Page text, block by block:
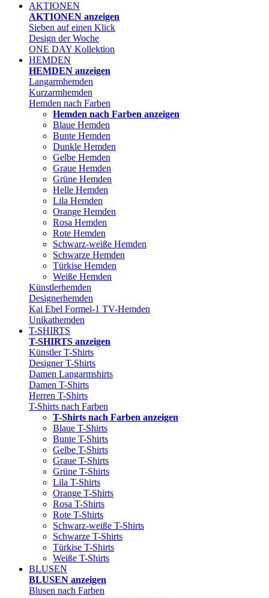
AKTIONEN
AKTIONEN anzeigen
Sieben auf einen Klick
Design der Woche
ONE DAY Kollektion
HEMDEN
HEMDEN anzeigen
Langarmhemden
Kurzarmhemden
Hemden nach Farben
Hemden nach Farben anzeigen
Blaue Hemden
Bunte Hemden
Dunkle Hemden
Gelbe Hemden
Graue Hemden
Grüne Hemden
Helle Hemden
Lila Hemden
Orange Hemden
Rosa Hemden
Rote Hemden
Schwarz-weiße Hemden
Schwarze Hemden
Türkise Hemden
Weiße Hemden
Künstlerhemden
Designerhemden
Kai Ebel Formel-1 TV-Hemden
Unikathemden
T-SHIRTS
T-SHIRTS anzeigen
Künstler T-Shirts
Designer T-Shirts
Damen Langarmshirts
Damen T-Shirts
Herren T-Shirts
T-Shirts nach Farben
T-Shirts nach Farben anzeigen
Blaue T-Shirts
Bunte T-Shirts
Gelbe T-Shirts
Graue T-Shirts
Grüne T-Shirts
Lila T-Shirts
Orange T-Shirts
Rosa T-Shirts
Rote T-Shirts
Schwarz-weiße T-Shirts
Schwarze T-Shirts
Türkise T-Shirts
Weiße T-Shirts
BLUSEN
BLUSEN anzeigen
Blusen nach Farben